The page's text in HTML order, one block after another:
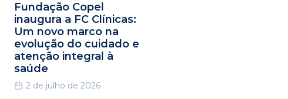
Fundação Copel
inaugura a FC Clínicas:
Um novo marco na
evolução do cuidado e
atenção integral à
saúde
2 de julho de 2026